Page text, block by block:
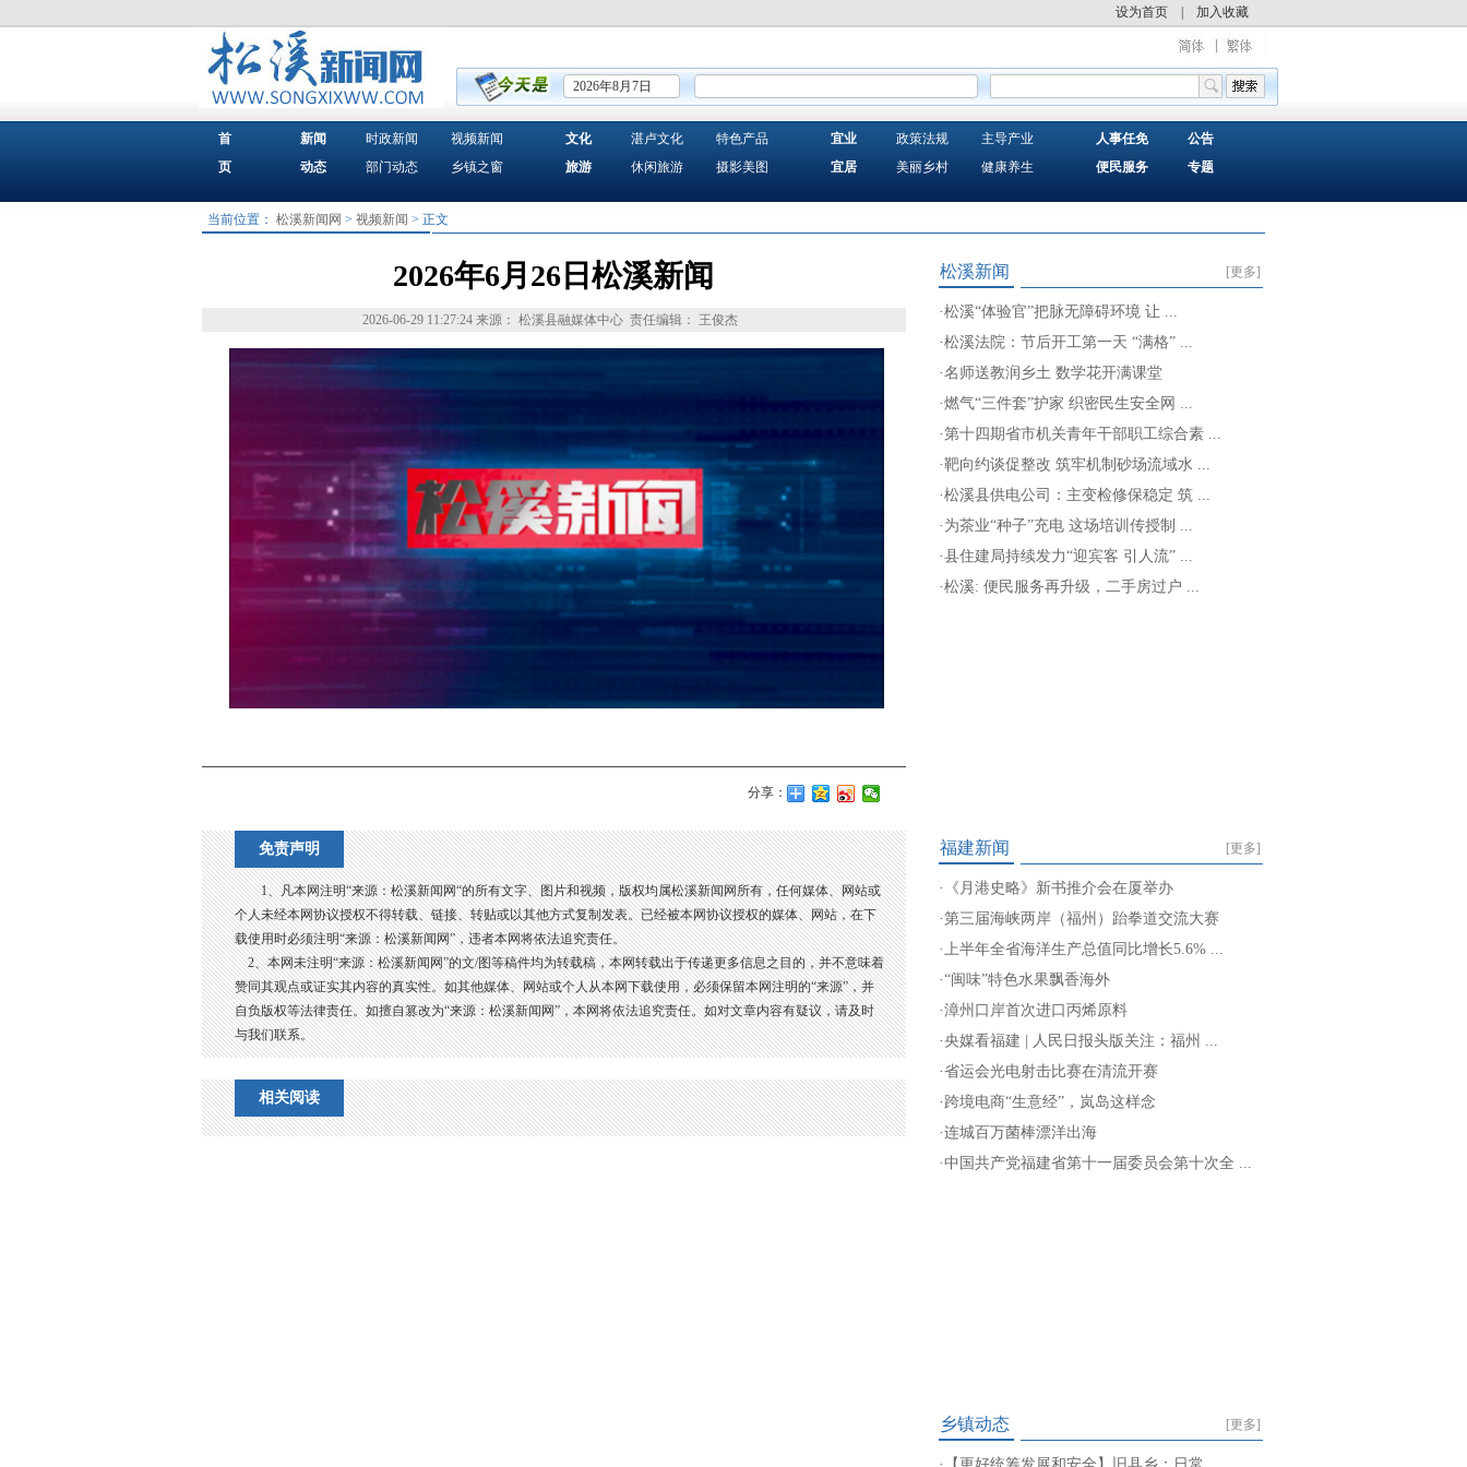
设为首页 加入收藏
2026年8月7日
首
页
新闻
动态
时政新闻
部门动态
视频新闻
乡镇之窗
文化
旅游
湛卢文化
休闲旅游
特色产品
摄影美图
宜业
宜居
政策法规
美丽乡村
主导产业
健康养生
人事任免
便民服务
公告
专题
当前位置： 松溪新闻网 > 视频新闻 > 正文
2026年6月26日松溪新闻
2026-06-29 11:27:24 来源： 松溪县融媒体中心 责任编辑： 王俊杰
分享：
免责声明
1、凡本网注明“来源：松溪新闻网“的所有文字、图片和视频，版权均属松溪新闻网所有，任何媒体、网站或
个人未经本网协议授权不得转载、链接、转贴或以其他方式复制发表。已经被本网协议授权的媒体、网站，在下
载使用时必须注明“来源：松溪新闻网”，违者本网将依法追究责任。
2、本网未注明“来源：松溪新闻网”的文/图等稿件均为转载稿，本网转载出于传递更多信息之目的，并不意味着
赞同其观点或证实其内容的真实性。如其他媒体、网站或个人从本网下载使用，必须保留本网注明的“来源”，并
自负版权等法律责任。如擅自篡改为“来源：松溪新闻网”，本网将依法追究责任。如对文章内容有疑议，请及时
与我们联系。
相关阅读
[更多]
松溪新闻
·松溪“体验官”把脉无障碍环境 让 ...
·松溪法院：节后开工第一天 “满格” ...
·名师送教润乡土 数学花开满课堂
·燃气“三件套”护家 织密民生安全网 ...
·第十四期省市机关青年干部职工综合素 ...
·靶向约谈促整改 筑牢机制砂场流域水 ...
·松溪县供电公司：主变检修保稳定 筑 ...
· 为茶业“种子”充电 这场培训传授制 ...
·县住建局持续发力“迎宾客 引人流” ...
·松溪: 便民服务再升级，二手房过户 ...
[更多]
福建新闻
· 《月港史略》新书推介会在厦举办
·第三届海峡两岸（福州）跆拳道交流大赛
·上半年全省海洋生产总值同比增长5.6% ...
·“闽味”特色水果飘香海外
·漳州口岸首次进口丙烯原料
·央媒看福建 | 人民日报头版关注：福州 ...
·省运会光电射击比赛在清流开赛
· 跨境电商“生意经”，岚岛这样念
·连城百万菌棒漂洋出海
·中国共产党福建省第十一届委员会第十次全 ...
[更多]
乡镇动态